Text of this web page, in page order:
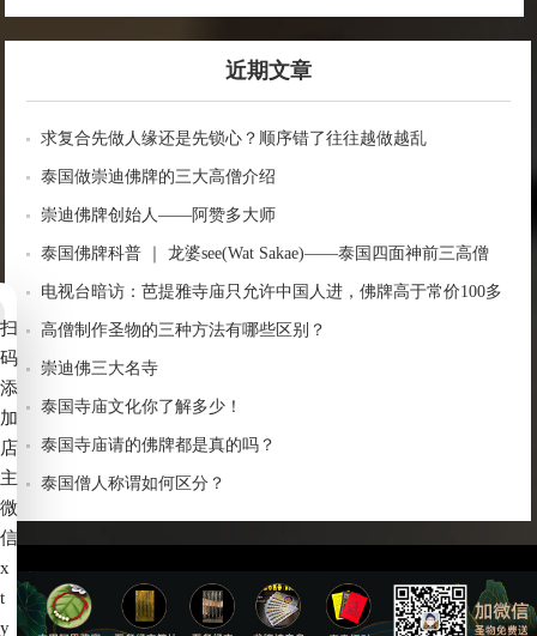
近期文章
求复合先做人缘还是先锁心？顺序错了往往越做越乱
泰国做崇迪佛牌的三大高僧介绍
崇迪佛牌创始人——阿赞多大师
泰国佛牌科普 ｜ 龙婆see(Wat Sakae)——泰国四面神前三高僧
电视台暗访：芭提雅寺庙只允许中国人进，佛牌高于常价100多
倍！
高僧制作圣物的三种方法有哪些区别？
崇迪佛三大名寺
泰国寺庙文化你了解多少！
泰国寺庙请的佛牌都是真的吗？
泰国僧人称谓如何区分？
备案号：赣ICP备2022006539号-4
扫
码
添
加
店
主
微
信
x
t
y